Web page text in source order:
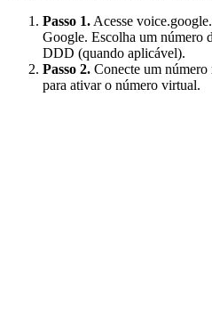
Passo 1. Acesse
Google. Escolha um número
DDD (quando aplicável).
Passo 2. Conecte um
para ativar o número virtual.